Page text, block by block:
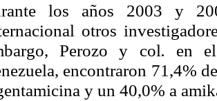
los años 2003 y
otros
Perozo y col. en
encontraron 71,4%
y un 40,0% a